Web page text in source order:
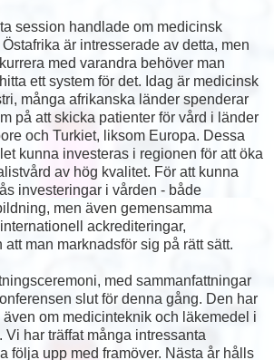
session handlade om medicinsk
är intresserade av detta, men
med varandra behöver man
ett system för det. Idag är medicinsk
många afrikanska länder spenderar
på att skicka patienter för vård i länder
och Turkiet, liksom Europa. Dessa
kunna investeras i regionen för att öka
av hög kvalitet. För att kunna
investeringar i vården - både
men även gemensamma
ackrediteringar,
man marknadsför sig på rätt sätt.
med sammanfattningar
slut för denna gång. Den har
om medicinteknik och läkemedel i
Vi har träffat många intressanta
följa upp med framöver. Nästa år hålls